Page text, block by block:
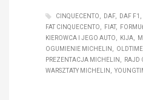
CINQUECENTO DAF DAF F1
FAT CINQUECENTO
FIAT
KIEROWCA I JEGO AUTO
KIJA
OGUMIENIE MICHELIN
PREZENTACJA MICHELIN
RAJD
WARSZTATY MICHELIN